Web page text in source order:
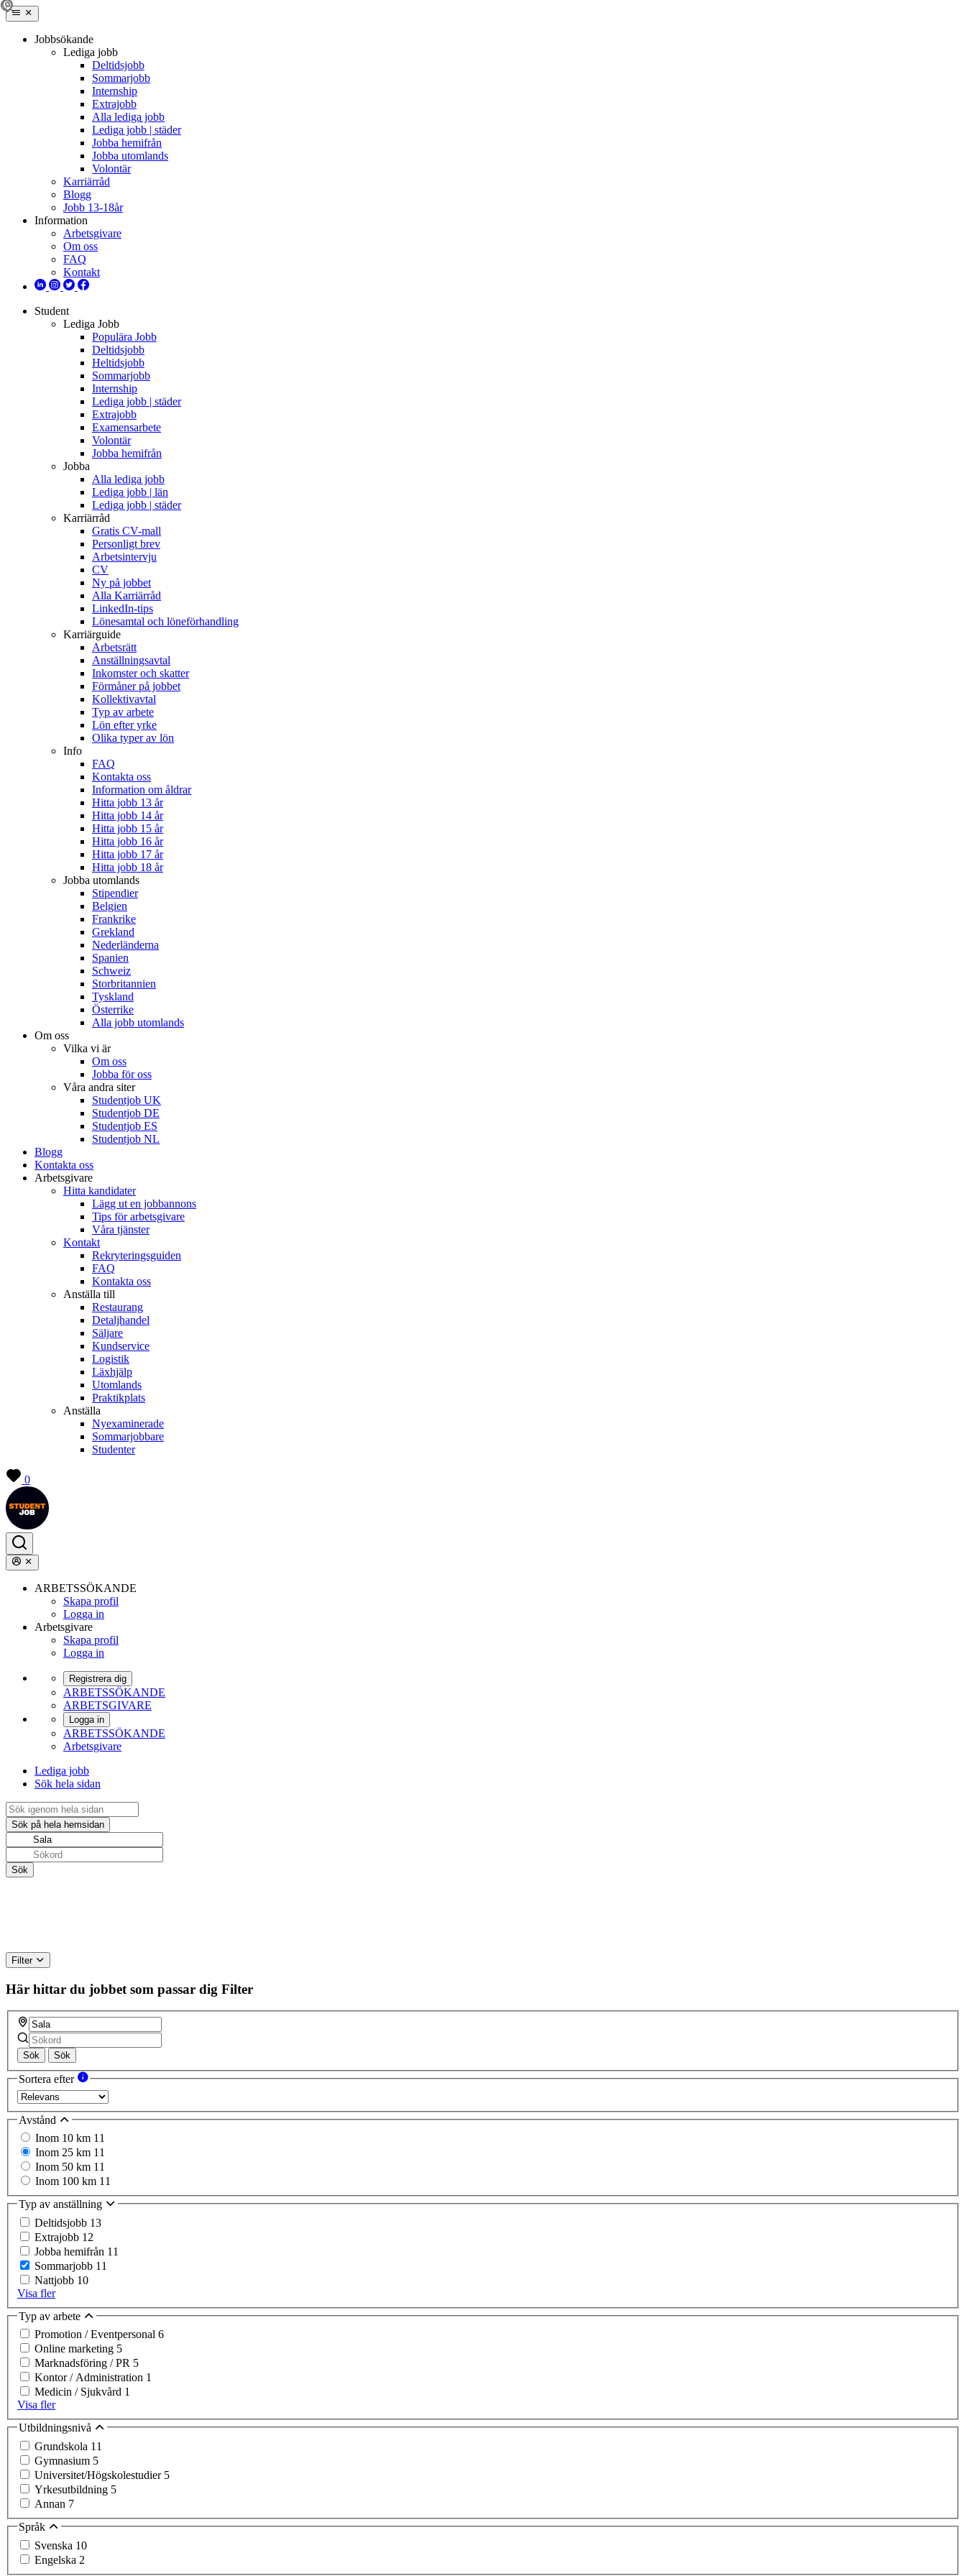
Jobbsökande
Lediga jobb
Deltidsjobb
Sommarjobb
Internship
Extrajobb
Alla lediga jobb
Lediga jobb | städer
Jobba hemifrån
Jobba utomlands
Volontär
Karriärråd
Blogg
Jobb 13-18år
Information
Arbetsgivare
Om oss
FAQ
Kontakt
Student
Lediga Jobb
Populära Jobb
Deltidsjobb
Heltidsjobb
Sommarjobb
Internship
Lediga jobb | städer
Extrajobb
Examensarbete
Volontär
Jobba hemifrån
Jobba
Alla lediga jobb
Lediga jobb | län
Lediga jobb | städer
Karriärråd
Gratis CV-mall
Personligt brev
Arbetsintervju
CV
Ny på jobbet
Alla Karriärråd
LinkedIn-tips
Lönesamtal och löneförhandling
Karriärguide
Arbetsrätt
Anställningsavtal
Inkomster och skatter
Förmåner på jobbet
Kollektivavtal
Typ av arbete
Lön efter yrke
Olika typer av lön
Info
FAQ
Kontakta oss
Information om åldrar
Hitta jobb 13 år
Hitta jobb 14 år
Hitta jobb 15 år
Hitta jobb 16 år
Hitta jobb 17 år
Hitta jobb 18 år
Jobba utomlands
Stipendier
Belgien
Frankrike
Grekland
Nederländerna
Spanien
Schweiz
Storbritannien
Tyskland
Österrike
Alla jobb utomlands
Om oss
Vilka vi är
Om oss
Jobba för oss
Våra andra siter
Studentjob UK
Studentjob DE
Studentjob ES
Studentjob NL
Blogg
Kontakta oss
Arbetsgivare
Hitta kandidater
Lägg ut en jobbannons
Tips för arbetsgivare
Våra tjänster
Kontakt
Rekryteringsguiden
FAQ
Kontakta oss
Anställa till
Restaurang
Detaljhandel
Säljare
Kundservice
Logistik
Läxhjälp
Utomlands
Praktikplats
Anställa
Nyexaminerade
Sommarjobbare
Studenter
0
ARBETSSÖKANDE
Skapa profil
Logga in
Arbetsgivare
Skapa profil
Logga in
Registrera dig
ARBETSSÖKANDE
ARBETSGIVARE
Logga in
ARBETSSÖKANDE
Arbetsgivare
Lediga jobb
Sök hela sidan
Filter
Här hittar du jobbet som passar dig Filter
Sök Sök
Sortera efter
Avstånd
Inom 10 km 11
Inom 25 km 11
Inom 50 km 11
Inom 100 km 11
Typ av anställning
Deltidsjobb 13
Extrajobb 12
Jobba hemifrån 11
Sommarjobb 11
Nattjobb 10
Visa fler
Typ av arbete
Promotion / Eventpersonal 6
Online marketing 5
Marknadsföring / PR 5
Kontor / Administration 1
Medicin / Sjukvård 1
Visa fler
Utbildningsnivå
Grundskola 11
Gymnasium 5
Universitet/Högskolestudier 5
Yrkesutbildning 5
Annan 7
Språk
Svenska 10
Engelska 2